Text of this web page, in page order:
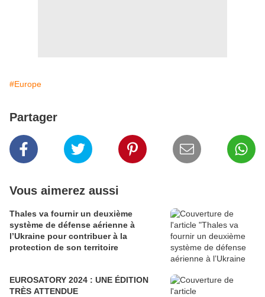
#Europe
Partager
Vous aimerez aussi
Thales va fournir un deuxième
système de défense aérienne à
l’Ukraine pour contribuer à la
protection de son territoire
EUROSATORY 2024 : UNE ÉDITION
TRÈS ATTENDUE